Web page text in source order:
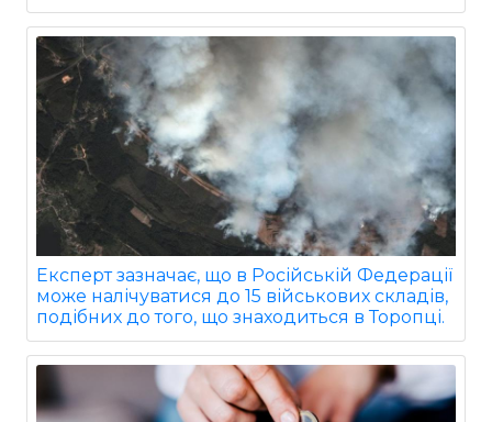
Експерт зазначає, що в Російській Федерації
може налічуватися до 15 військових складів,
подібних до того, що знаходиться в Торопці.